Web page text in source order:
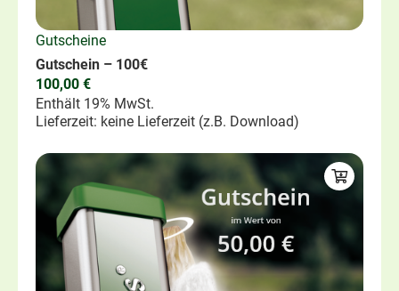
Gutscheine
Gutschein – 100€
100,00 €
Enthält 19% MwSt.
Lieferzeit: keine Lieferzeit (z.B. Download)